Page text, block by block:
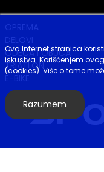
OPREMA
DELOVI
ODEĆA I OBUĆA
TRIATLON
E-BIKE
Ova Internet stranica
iskustva. Korišćenjem
(cookies). Više o tome
Razumem